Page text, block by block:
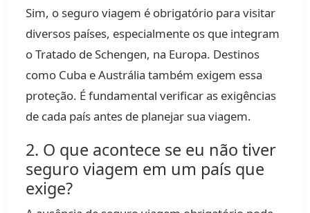
Sim, o seguro viagem é obrigatório para visitar
diversos países, especialmente os que integram
o Tratado de Schengen, na Europa. Destinos
como Cuba e Austrália também exigem essa
proteção. É fundamental verificar as exigências
de cada país antes de planejar sua viagem.
2. O que acontece se eu não tiver
seguro viagem em um país que
exige?